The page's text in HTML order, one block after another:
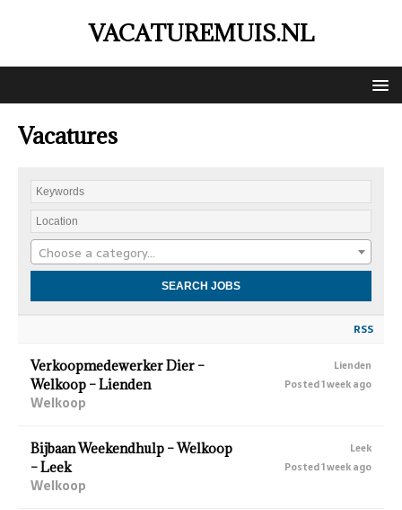
VACATUREMUIS.NL
Vacatures
Choose a category…
RSS
Verkoopmedewerker Dier –
Welkoop – Lienden
Welkoop
Lienden
Posted 1 week ago
Bijbaan Weekendhulp – Welkoop
– Leek
Welkoop
Leek
Posted 1 week ago